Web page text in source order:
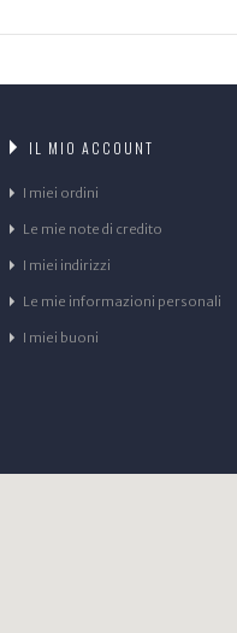
IL MIO ACCOUNT
I miei ordini
Le mie note di credito
I miei indirizzi
Le mie informazioni personali
I miei buoni